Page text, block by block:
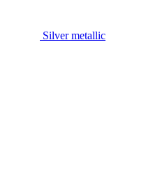
Silver metallic